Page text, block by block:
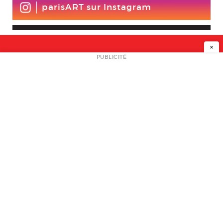
parisART sur Instagram
NEWSLETTER
×
PUBLICITÉ